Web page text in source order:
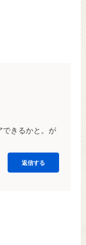
できるかと。が
返信する